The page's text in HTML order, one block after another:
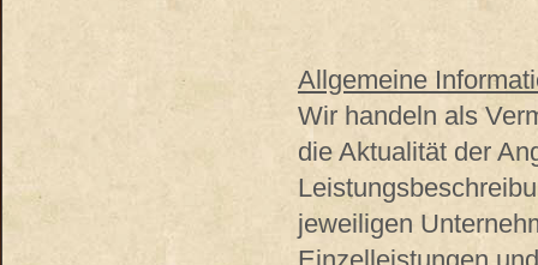
Allgemeine
Wir handeln als
die Aktualität der
jeweiligen